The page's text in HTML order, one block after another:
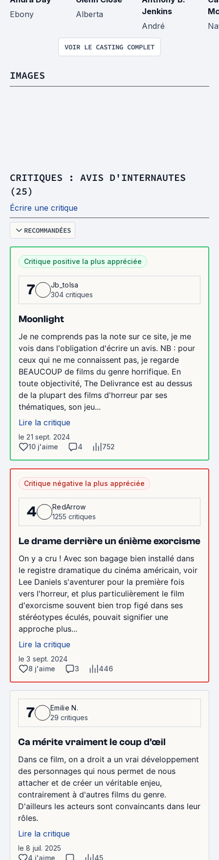
Ebony
Alberta
Jenkins
André
VOIR LE CASTING COMPLET
IMAGES
CRITIQUES : AVIS D'INTERNAUTES
(25)
Écrire une critique
RECOMMANDÉES
Critique positive la plus appréciée
7
Jb_tolsa
304 critiques
Moonlight
Je ne comprends pas la note sur ce site, je me
vois dans l'obligation d'écrire un avis. NB : pour
ceux qui ne me connaissent pas, je regarde
BEAUCOUP de films du genre horrifique. En
toute objectivité, The Delivrance est au dessus
de la plupart des films d'horreur par ses
thématiques, son jeu...
Lire la critique
le 21 sept. 2024
10 j'aime
4 752
Critique négative la plus appréciée
4
RedArrow
1255 critiques
Le drame derrière un énième exorcisme
On y a cru ! Avec son bagage bien installé dans
le registre dramatique du cinéma américain, voir
Lee Daniels s'aventurer pour la première fois
vers l'horreur, et plus particulièrement le film
d'exorcisme souvent bien trop figé dans ses
stéréotypes éculés, pouvait signifier une
approche plus...
Lire la critique
le 3 sept. 2024
8 j'aime
3 446
7
Emilie N.
29 critiques
Ca mérite vraiment le coup d'œil
Dans ce film, on a droit a un vrai développement
des personnages qui nous permet de nous
attacher et de créer un véritable enjeu,
contrairement à d'autres films du genre.
D'ailleurs les acteurs sont convaincants dans leur
rôles.
Lire la critique
le 8 juil. 2025
4 j'aime
45